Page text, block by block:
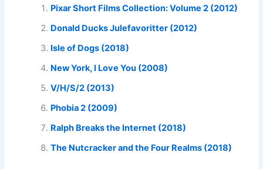
Pixar Short Films Collection: Volume 2 (2012)
Donald Ducks Julefavoritter (2012)
Isle of Dogs (2018)
New York, I Love You (2008)
V/H/S/2 (2013)
Phobia 2 (2009)
Ralph Breaks the Internet (2018)
The Nutcracker and the Four Realms (2018)